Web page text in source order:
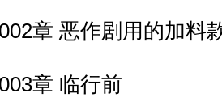
：我的地盘
责人——马可波罗
式更新主卷
章 恶作剧用的加料
章 临行前